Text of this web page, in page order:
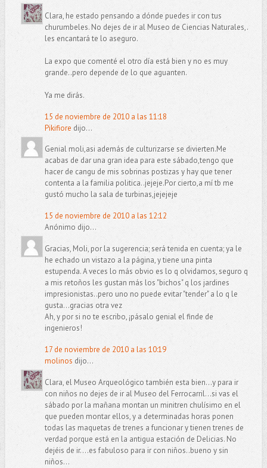
Clara, he estado pensando a dónde puedes ir con tus
churumbeles. No dejes de ir al Museo de Ciencias Naturales,.
les encantará te lo aseguro.
La expo que comenté el otro día está bien y no es muy
grande..pero depende de lo que aguanten.
Ya me dirás.
15 de noviembre de 2010 a las 11:18
Pikifiore dijo...
Genial moli,asi además de culturizarse se divierten.Me
acabas de dar una gran idea para este sábado,tengo que
hacer de cangu de mis sobrinas postizas y hay que tener
contenta a la familia politica..jejeje.Por cierto,a mí tb me
gustó mucho la sala de turbinas,jejejeje
15 de noviembre de 2010 a las 12:12
Anónimo dijo...
Gracias, Moli, por la sugerencia; será tenida en cuenta; ya le
he echado un vistazo a la página, y tiene una pinta
estupenda. A veces lo más obvio es lo q olvidamos, seguro q
a mis retoños les gustan más los "bichos" q los jardines
impresionistas..pero uno no puede evitar "tender" a lo q le
gusta...gracias otra vez
Ah, y por si no te escribo, ¡pásalo genial el finde de
ingenieros!
17 de noviembre de 2010 a las 10:19
molinos dijo...
Clara, el Museo Arqueológico también esta bien...y para ir
con niños no dejes de ir al Museo del Ferrocarril...si vas el
sábado por la mañana montan un minitren chulísimo en el
que pueden montar ellos, y a determinadas horas ponen
todas las maquetas de trenes a funcionar y tienen trenes de
verdad porque está en la antigua estación de Delicias. No
dejéis de ir....es fabuloso para ir con niños..bueno y sin
niños...